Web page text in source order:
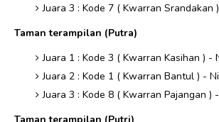
⁠Juara 3 : Kode 7 ( Kwarran Srandakan
Taman terampilan (Putra)
⁠Juara 1 : Kode 3 ( Kwarran Kasihan ) -
⁠Juara 2 : Kode 1 ( Kwarran Bantul ) -
⁠Juara 3 : Kode 8 ( Kwarran Pajangan )
Taman terampilan (Putri)